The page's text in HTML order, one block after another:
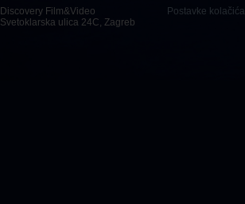
Discovery Film&Video
Svetoklarska ulica 24C, Zagreb
Postavke kolačića